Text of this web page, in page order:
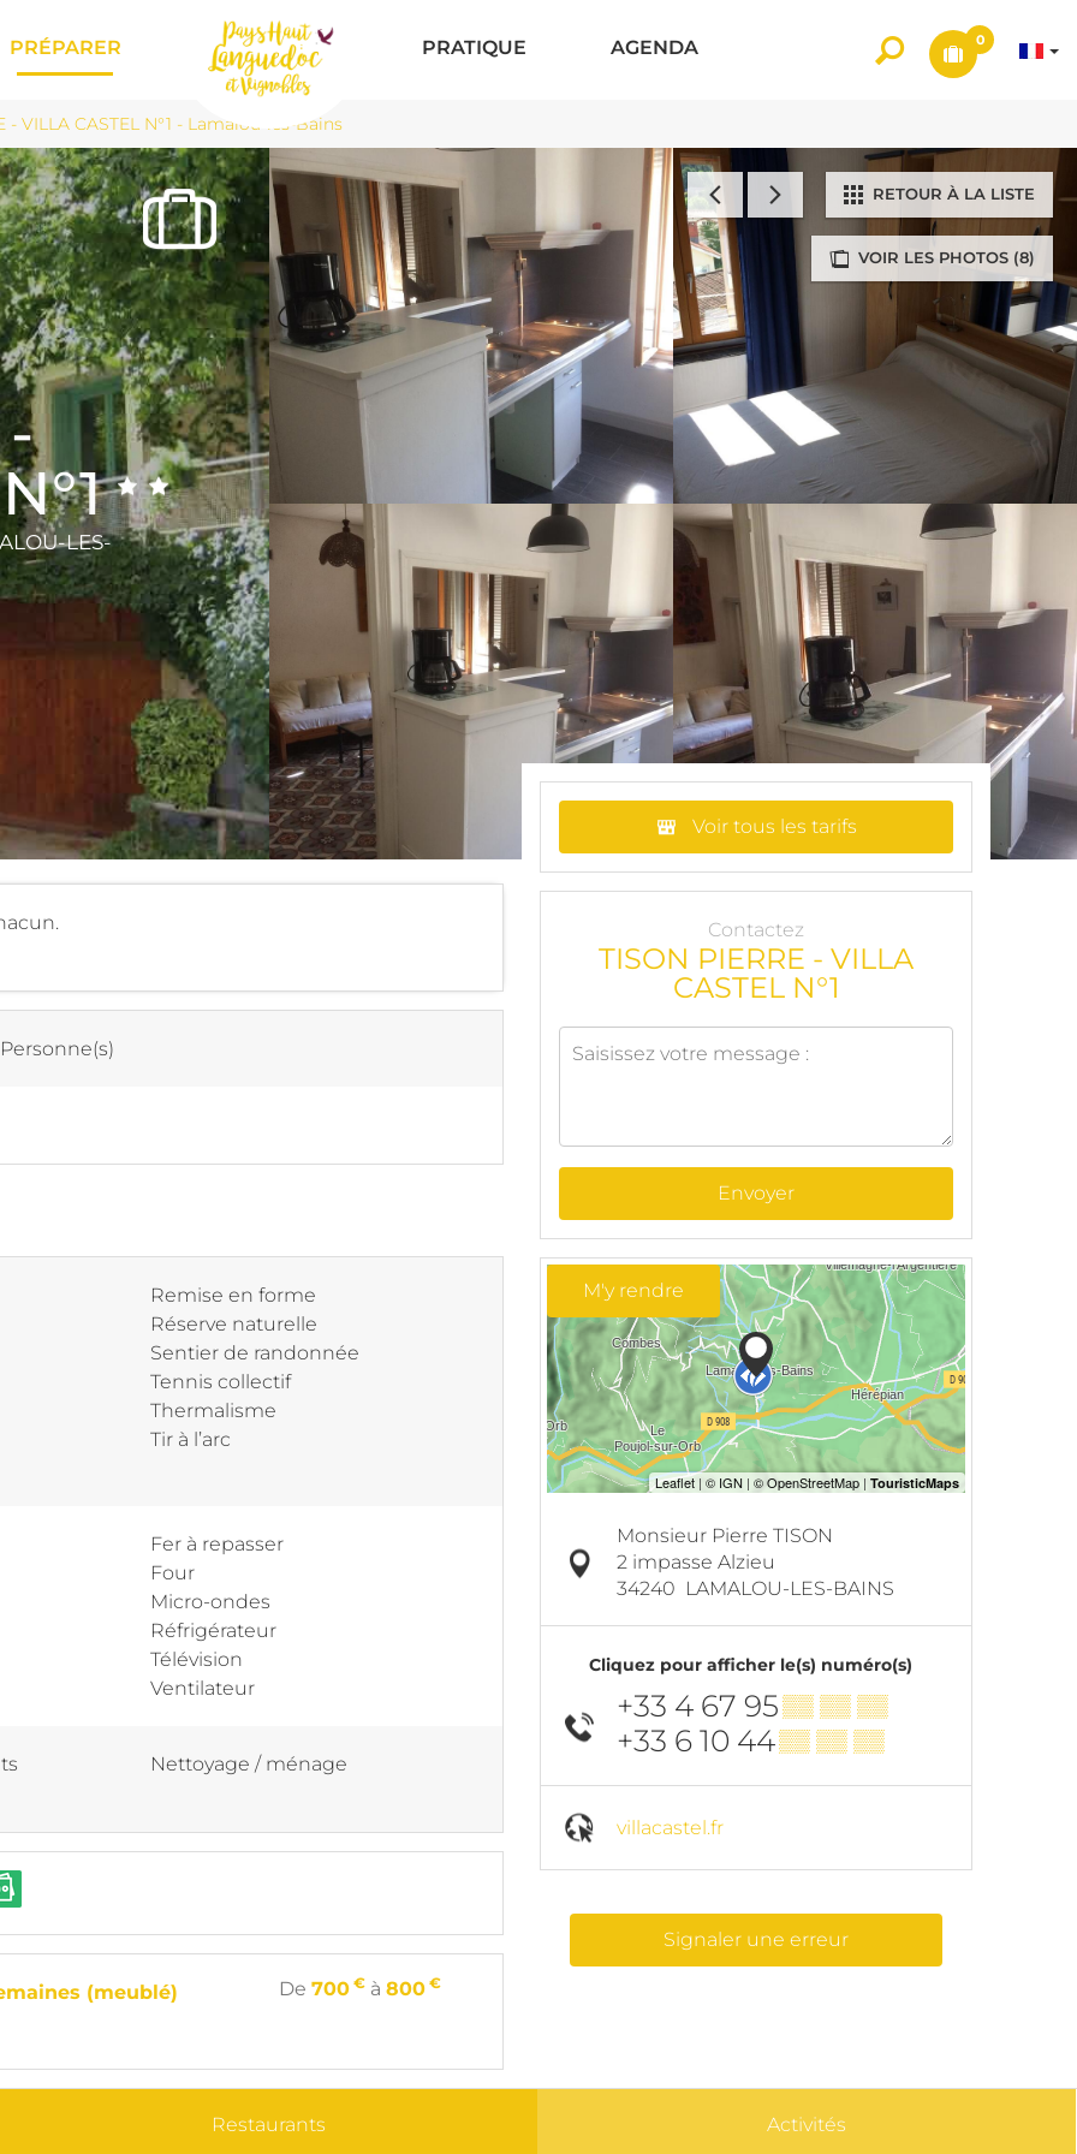
PRÉPARER PRATIQUE AGENDA 0
- VILLA CASTEL N°1 - Lamalou-les-Bains
VOIR LES PHOTOS (8)
RETOUR À LA LISTE
LES-
Remise en forme
Réserve naturelle
Sentier de randonnée
Tennis collectif
Thermalisme
Tir à l’arc
Fer à repasser
Four
Micro-ondes
Réfrigérateur
Télévision
Ventilateur
Nettoyage / ménage
(meublé) De700 € à800 €
Voir tous les tarifs
Contactez
TISON PIERRE - VILLA
CASTEL N°1
Envoyer
M'y rendre
Monsieur Pierre TISON
2 impasse Alzieu
34240 LAMALOU-LES-BAINS
Cliquez pour afficher le(s) numéro(s)
+33 4 67 95▒▒ ▒▒ ▒▒
+33 6 10 44▒▒ ▒▒ ▒▒
villacastel.fr
Signaler une erreur
Restaurants Activités